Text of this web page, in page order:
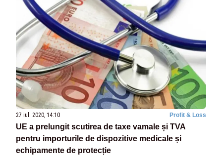
27 iul. 2020, 14:10 Profit & Loss
UE a prelungit scutirea de taxe vamale și TVA
pentru importurile de dispozitive medicale și
echipamente de protecție